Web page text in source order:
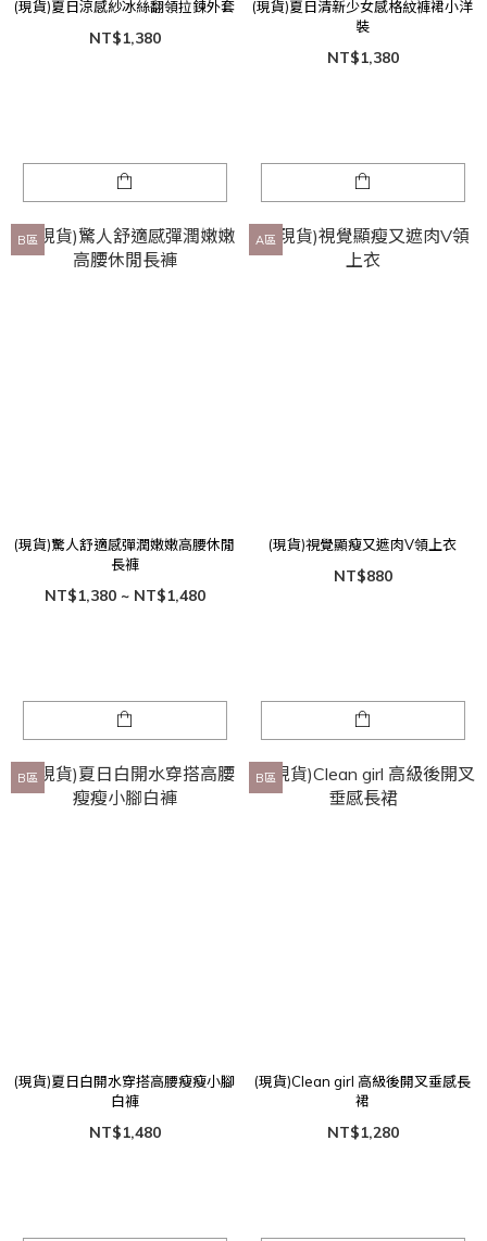
(現貨)夏日涼感紗冰絲翻領拉鍊外套
NT$1,380
(現貨)夏日清新少女感格紋褲裙小洋
裝
NT$1,380
B區
(現貨)驚人舒適感彈潤嫩嫩高腰休閒
長褲
NT$1,380 ~ NT$1,480
A區
(現貨)視覺顯瘦又遮肉V領上衣
NT$880
B區
(現貨)夏日白開水穿搭高腰瘦瘦小腳
白褲
NT$1,480
B區
(現貨)Clean girl 高級後開叉垂感長
裙
NT$1,280